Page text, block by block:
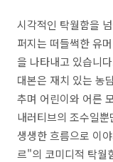
시각적인 탁월함을
퍼지는 떠들썩한 유
을 나타내고 있습
대본은 재치 있는 농
추며 어린이와 어른
내러티브의 조수일
생생한 흐름으로 이
르"의 코미디적 탁월